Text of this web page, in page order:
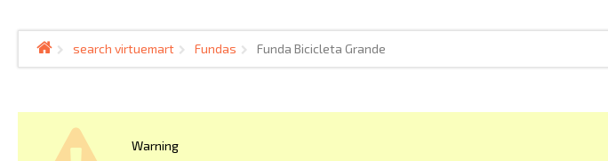
search virtuemart Fundas Funda Bicicleta Grande
Warning